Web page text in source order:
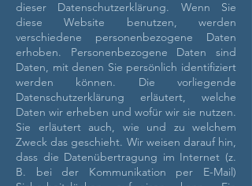
dieser Datenschutzerklärung. Wenn Sie
diese Website benutzen, werden
verschiedene personenbezogene Daten
erhoben. Personenbezogene Daten sind
Daten, mit denen Sie persönlich identifiziert
werden können. Die vorliegende
Datenschutzerklärung erläutert, welche
Daten wir erheben und wofür wir sie nutzen.
Sie erläutert auch, wie und zu welchem
Zweck das geschieht. Wir weisen darauf hin,
dass die Datenübertragung im Internet (z.
B. bei der Kommunikation per E-Mail)